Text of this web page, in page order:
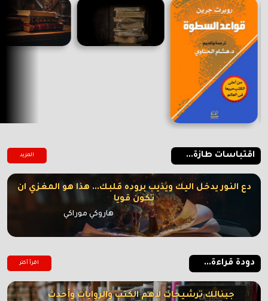
اقتباسات طازة... المزيد
دع النور يدخل اليك ويذيب بروده قلبك... هذا هو المغزي ان
تكون قويا
هاروكي موراكي
دودة قراءة... اقرأ أكتر
جبنالك ترشيحات لأهم الكتب والروايات وأحدث